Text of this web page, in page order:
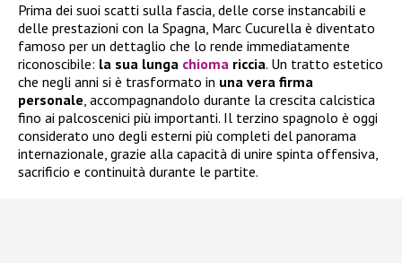
Prima dei suoi scatti sulla fascia, delle corse instancabili e
delle prestazioni con la Spagna, Marc Cucurella è diventato
famoso per un dettaglio che lo rende immediatamente
riconoscibile: la sua lunga chioma riccia. Un tratto estetico
che negli anni si è trasformato in una vera firma
personale, accompagnandolo durante la crescita calcistica
fino ai palcoscenici più importanti. Il terzino spagnolo è oggi
considerato uno degli esterni più completi del panorama
internazionale, grazie alla capacità di unire spinta offensiva,
sacrificio e continuità durante le partite.